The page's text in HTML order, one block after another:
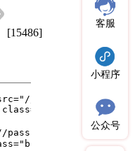
[15486]
客服
小程序
公众号